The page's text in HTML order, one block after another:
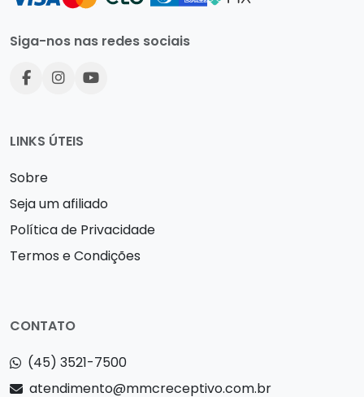
Siga-nos nas redes sociais
LINKS ÚTEIS
Sobre
Seja um afiliado
Política de Privacidade
Termos e Condições
CONTATO
(45) 3521-7500
atendimento@mmcreceptivo.com.br